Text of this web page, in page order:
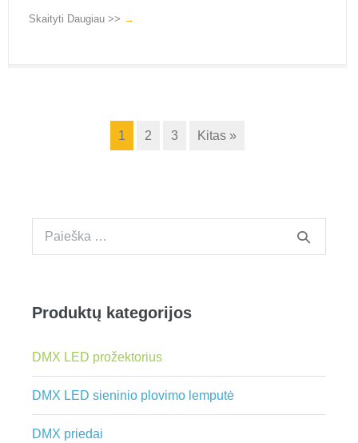
Skaityti Daugiau >> →
1 2 3 Kitas »
Ieškoti:
Produktų kategorijos
DMX LED prožektorius
DMX LED sieninio plovimo lemputė
DMX priedai